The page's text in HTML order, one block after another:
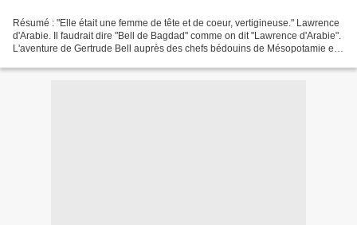
Résumé : "Elle était une femme de tête et de coeur, vertigineuse." Lawrence
d'Arabie. Il faudrait dire "Bell de Bagdad" comme on dit "Lawrence d'Arabie".
L'aventure de Gertrude Bell auprès des chefs bédouins de Mésopotamie est